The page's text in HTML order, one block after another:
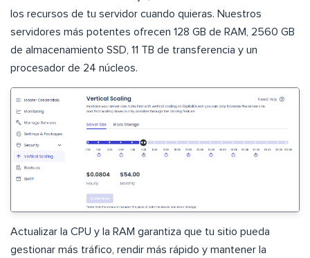
los recursos de tu servidor cuando quieras. Nuestros
servidores más potentes ofrecen 128 GB de RAM, 2560 GB
de almacenamiento SSD, 11 TB de transferencia y un
procesador de 24 núcleos.
Actualizar la CPU y la RAM garantiza que tu sitio pueda
gestionar más tráfico, rendir más rápido y mantener la